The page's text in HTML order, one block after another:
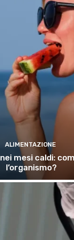
ALIMENTAZIONE
mesi caldi:
l’organismo?